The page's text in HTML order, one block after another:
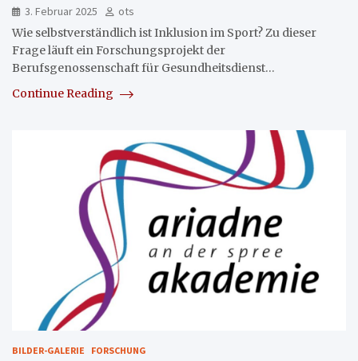
3. Februar 2025
ots
Wie selbstverständlich ist Inklusion im Sport? Zu dieser
Frage läuft ein Forschungsprojekt der
Berufsgenossenschaft für Gesundheitsdienst…
Continue Reading
BILDER-GALERIE FORSCHUNG